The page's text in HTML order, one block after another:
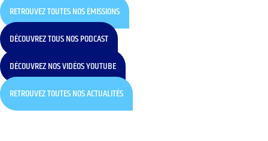
RETROUVEZ TOUTES NOS ÉMISSIONS
DÉCOUVREZ TOUS NOS PODCAST
DÉCOUVREZ NOS VIDÉOS YOUTUBE
RETROUVEZ TOUTES NOS ACTUALITÉS